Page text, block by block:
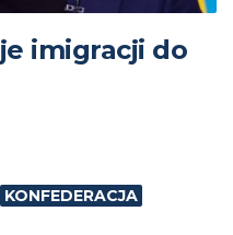
imigracji do
KONFEDERACJA